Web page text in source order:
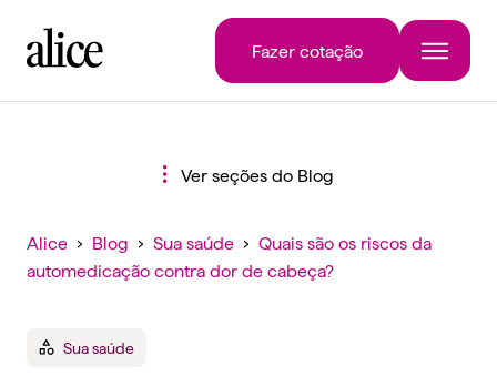
Fazer cotação
Ver seções do Blog
Alice › Blog › Sua saúde › Quais são os riscos da
automedicação contra dor de cabeça?
Sua saúde